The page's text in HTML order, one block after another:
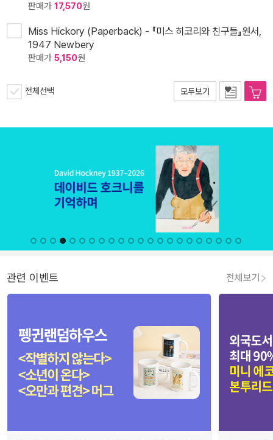
판매가 17,570원
Miss Hickory (Paperback) - 『미스 히코리와 친구들』원서,
1947 Newbery
판매가 5,150원
전체선택 모두보기
관련 이벤트 전체보기